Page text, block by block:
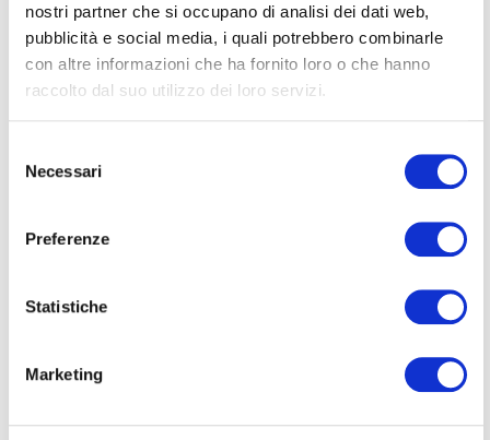
nostri partner che si occupano di analisi dei dati web,
pubblicità e social media, i quali potrebbero combinarle
con altre informazioni che ha fornito loro o che hanno
raccolto dal suo utilizzo dei loro servizi.
delNecessari
Preferenze
Statistiche
Marketing